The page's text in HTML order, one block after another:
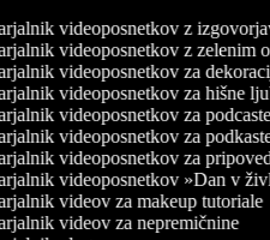
videoposnetkov z
videoposnetkov z zelenim
videoposnetkov za
videoposnetkov za hišne
videoposnetkov za podcaste
videoposnetkov za podkaste
videoposnetkov za
videoposnetkov »Dan v
videov za makeup tutoriale
videov za nepremičnine